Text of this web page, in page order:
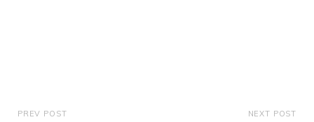
PREV POST NEXT POST